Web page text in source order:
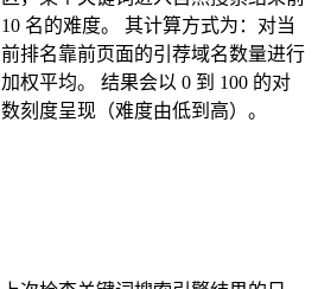
10 名的难度。 其计算方式为：对当
前排名靠前页面的引荐域名数量进行
加权平均。 结果会以 0 到 100 的对
数刻度呈现（难度由低到高）。